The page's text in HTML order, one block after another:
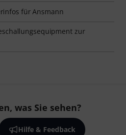
für Ansmann
zur
was Sie sehen?
Hilfe & Feedback